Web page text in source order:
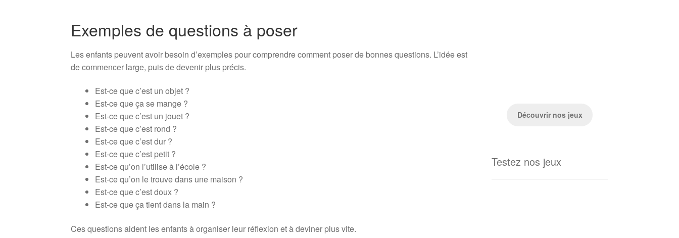
Exemples de questions à poser
Les enfants peuvent avoir besoin d’exemples pour comprendre comment poser de bonnes questions. L’idée est
de commencer large, puis de devenir plus précis.
Est-ce que c’est un objet ?
Est-ce que ça se mange ?
Est-ce que c’est un jouet ?
Est-ce que c’est rond ?
Est-ce que c’est dur ?
Est-ce que c’est petit ?
Est-ce qu’on l’utilise à l’école ?
Est-ce qu’on le trouve dans une maison ?
Est-ce que c’est doux ?
Est-ce que ça tient dans la main ?
Ces questions aident les enfants à organiser leur réflexion et à deviner plus vite.
Découvrir nos jeux
Testez nos jeux